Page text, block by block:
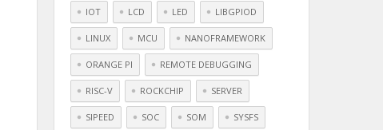
IOT LCD LED LIBGPIOD
LINUX MCU NANOFRAMEWORK
ORANGE PI REMOTE DEBUGGING
RISC-V ROCKCHIP SERVER
SIPEED SOC SOM SYSFS